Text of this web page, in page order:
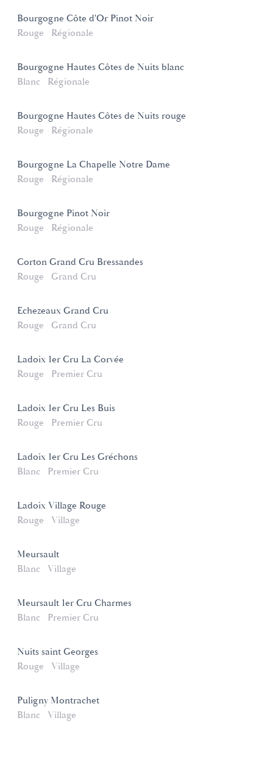
Bourgogne Côte d'Or Pinot Noir
Rouge
Régionale
Bourgogne Hautes Côtes de Nuits blanc
Blanc
Régionale
Bourgogne Hautes Côtes de Nuits rouge
Rouge
Régionale
Bourgogne La Chapelle Notre Dame
Rouge
Régionale
Bourgogne Pinot Noir
Rouge
Régionale
Corton Grand Cru Bressandes
Rouge
Grand Cru
Echezeaux Grand Cru
Rouge
Grand Cru
Ladoix 1er Cru La Corvée
Rouge
Premier Cru
Ladoix 1er Cru Les Buis
Rouge
Premier Cru
Ladoix 1er Cru Les Gréchons
Blanc
Premier Cru
Ladoix Village Rouge
Rouge
Village
Meursault
Blanc
Village
Meursault 1er Cru Charmes
Blanc
Premier Cru
Nuits saint Georges
Rouge
Village
Puligny Montrachet
Blanc
Village